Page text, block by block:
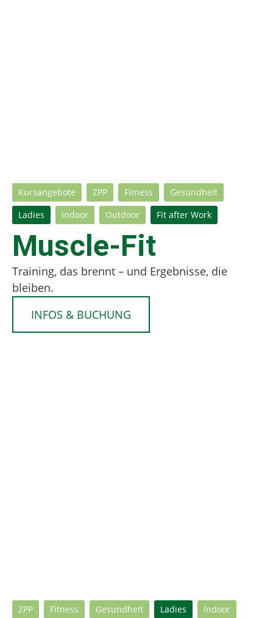
Kursangebote ZPP Fitness Gesundheit
Ladies Indoor Outdoor Fit after Work
Muscle-Fit
Training, das brennt – und Ergebnisse, die
bleiben.
INFOS & BUCHUNG
ZPP Fitness Gesundheit Ladies Indoor